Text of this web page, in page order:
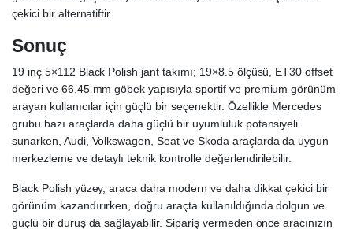
çekici bir alternatiftir.
Sonuç
19 inç 5×112 Black Polish jant takımı; 19×8.5 ölçüsü, ET30 offset
değeri ve 66.45 mm göbek yapısıyla sportif ve premium görünüm
arayan kullanıcılar için güçlü bir seçenektir. Özellikle Mercedes
grubu bazı araçlarda daha güçlü bir uyumluluk potansiyeli
sunarken, Audi, Volkswagen, Seat ve Skoda araçlarda da uygun
merkezleme ve detaylı teknik kontrolle değerlendirilebilir.
Black Polish yüzey, araca daha modern ve daha dikkat çekici bir
görünüm kazandırırken, doğru araçta kullanıldığında dolgun ve
güçlü bir duruş da sağlayabilir. Sipariş vermeden önce aracınızın